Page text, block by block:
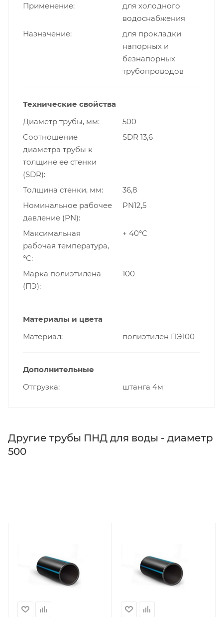
Применение
для холодного
водоснабжения
Назначение
для прокладки
напорных и
безнапорных
трубопроводов
Технические свойства
Диаметр трубы, мм
500
Cоотношение
диаметра трубы к
толщине ее стенки
(SDR)
SDR 13,6
Толщина стенки, мм
36,8
Номинальное рабочее
давление (PN)
PN12,5
Максимальная
рабочая температура,
°С
+ 40°С
Марка полиэтилена
(ПЭ)
100
Материалы и цвета
Материал
полиэтилен ПЭ100
Дополнительные
Отгрузка
штанга 4м
Другие трубы ПНД для воды - диаметр
500